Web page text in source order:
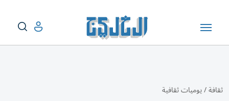
ثقافة/يوميات ثقافية